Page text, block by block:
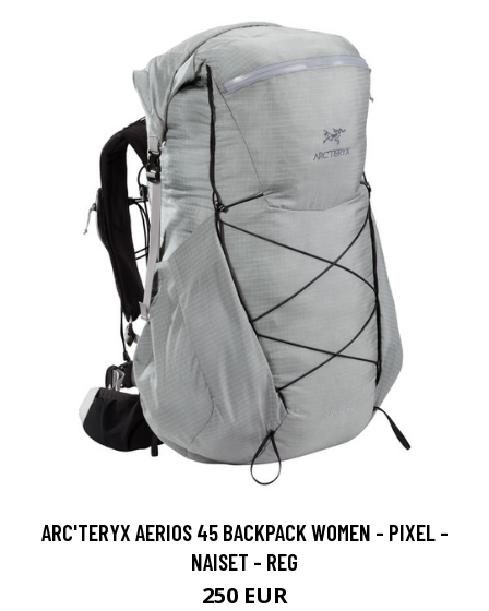
ARC'TERYX AERIOS 45 BACKPACK WOMEN - PIXEL -
NAISET - REG
250 EUR